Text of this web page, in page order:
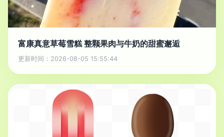
富康真意草莓雪糕 整颗果肉与牛奶的甜蜜邂逅
更新时间：2026-08-05 15:55:44